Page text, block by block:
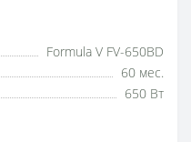
Formula V FV-650BD
60 мес.
650 Вт